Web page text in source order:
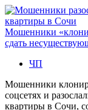
Мошенники
сдать
ЧП
Мошенники
соцсетях и
квартиры в Сочи,